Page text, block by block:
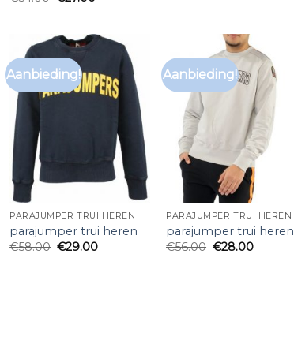
Aanbieding!
PARAJUMPER TRUI HEREN
parajumper trui heren
€58.00 €29.00
Aanbieding!
PARAJUMPER TRUI HEREN
parajumper trui heren
€56.00 €28.00